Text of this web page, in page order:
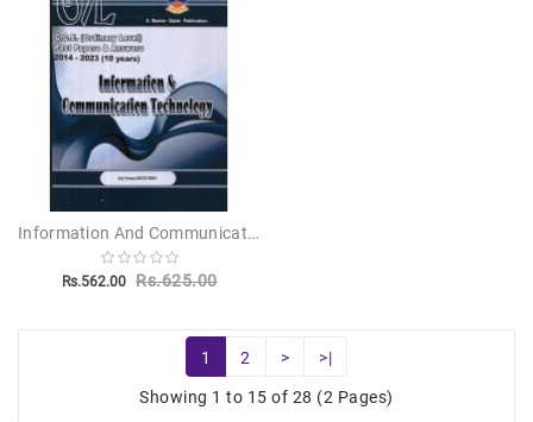
Information And Communication Technology O/L
Rs.562.00 Rs.625.00
1 2 > >|
Showing 1 to 15 of 28 (2 Pages)